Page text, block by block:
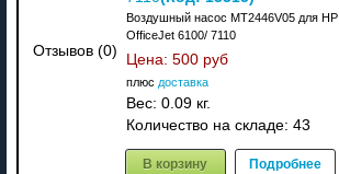
Отзывов (0)
Воздушный насос MT2446V05 для HP
OfficeJet 6100/ 7110
Цена: 500 руб
плюс доставка
Вес: 0.09 кг.
Количество на складе: 43
В корзину Подробнее